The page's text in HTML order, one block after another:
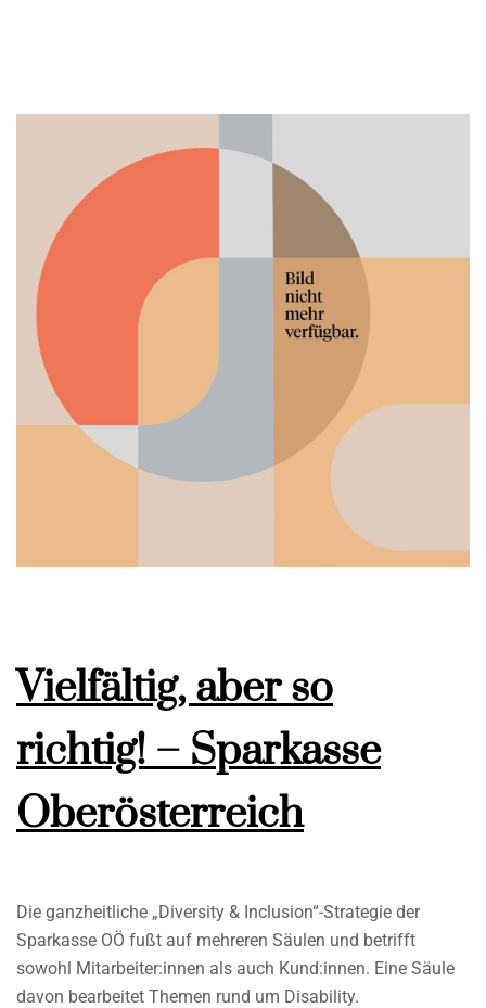
Vielfältig, aber so
richtig! – Sparkasse
Oberösterreich
Die ganzheitliche „Diversity & Inclusion“-Strategie der
Sparkasse OÖ fußt auf mehreren Säulen und betrifft
sowohl Mitarbeiter:innen als auch Kund:innen. Eine Säule
davon bearbeitet Themen rund um Disability.